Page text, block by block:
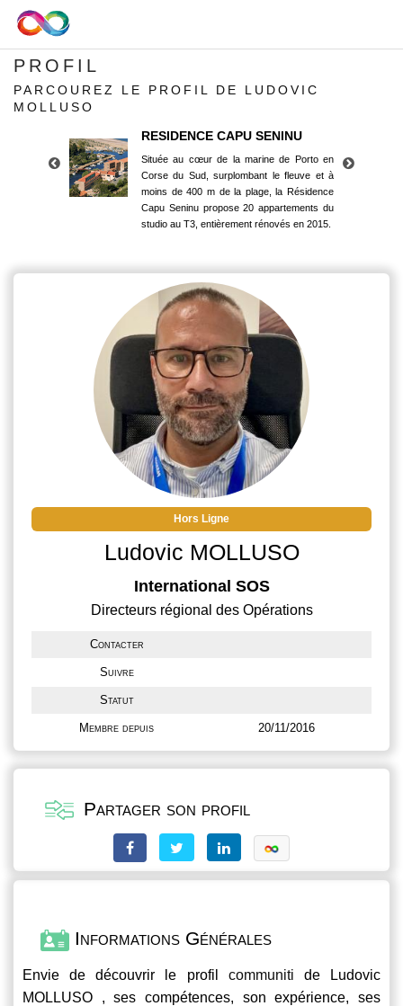
PROFIL
PARCOUREZ LE PROFIL DE LUDOVIC
MOLLUSO
RESIDENCE CAPU SENINU
Située au cœur de la marine de Porto en
Corse du Sud, surplombant le fleuve et à
moins de 400 m de la plage, la Résidence
Capu Seninu propose 20 appartements du
studio au T3, entièrement rénovés en 2015.
Corse du Sud, surplombant le fleuve et à
moins de 400 m de la plage, la Résidence
Capu Seninu propose 20 appartements du
studio au T3, entièrement rénovés en 2015.
Hors Ligne
Ludovic MOLLUSO
International SOS
Directeurs régional des Opérations
Contacter
Suivre
Statut
Membre depuis 20/11/2016
Partager son profil
Informations Générales
Envie de découvrir le profil communiti de Ludovic
MOLLUSO , ses compétences, son expérience, ses